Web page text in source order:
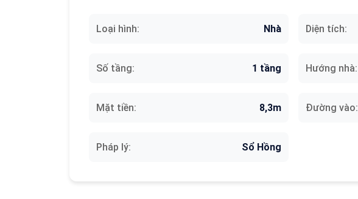
Loại hình: Nhà Diện tích:
Số tầng: 1 tầng Hướng nhà:
Mặt tiền: 8,3m Đường vào:
Pháp lý: Sổ Hồng